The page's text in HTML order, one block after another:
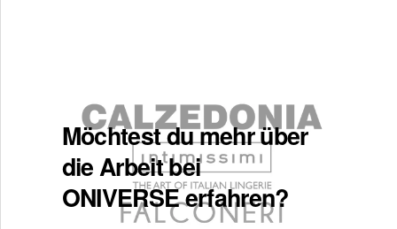
Möchtest du mehr über
die Arbeit bei
ONIVERSE erfahren?